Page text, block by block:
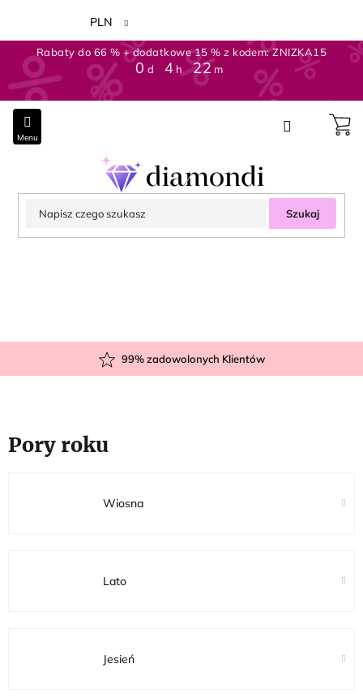
treści
Rabaty do 66 % + dodatkowe 15 % z kodem: ZNIZKA15
0 d 4 h :22 m
PLN
Szukaj
99% zadowolonych Klientów
Pory roku
Wiosna
Lato
Jesień